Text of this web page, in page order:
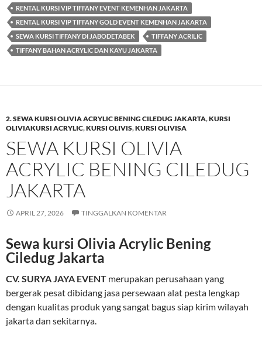
RENTAL KURSI VIP TIFFANY EVENT KEMENHAN JAKARTA
RENTAL KURSI VIP TIFFANY GOLD EVENT KEMENHAN JAKARTA
SEWA KURSI TIFFANY DI JABODETABEK
TIFFANY ACRILIC
TIFFANY BAHAN ACRYLIC DAN KAYU JAKARTA
2. SEWA KURSI OLIVIA ACRYLIC BENING CILEDUG JAKARTA,KURSI
OLIVIAKURSI ACRYLIC,KURSI OLIVIS,KURSI OLIVISA
SEWA KURSI OLIVIA
ACRYLIC BENING CILEDUG
JAKARTA
APRIL 27, 2026 TINGGALKAN KOMENTAR
Sewa kursi Olivia Acrylic Bening
Ciledug Jakarta
CV. SURYA JAYA EVENT merupakan perusahaan yang
bergerak pesat dibidang jasa persewaan alat pesta lengkap
dengan kualitas produk yang sangat bagus siap kirim wilayah
jakarta dan sekitarnya.